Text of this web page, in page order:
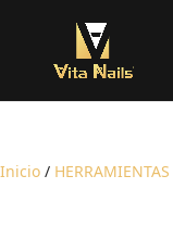
Inicio / HERRAMIENTAS